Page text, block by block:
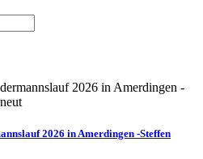
2026 in Amerdingen -Steffen